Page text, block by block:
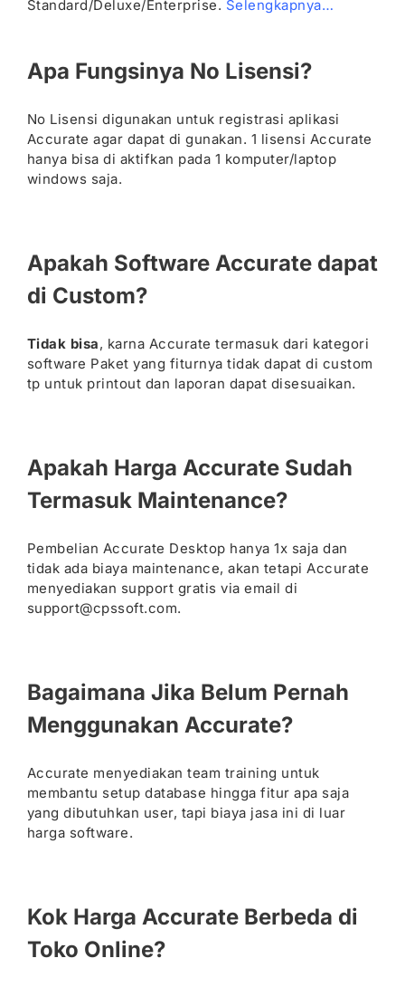
Standard/Deluxe/Enterprise. Selengkapnya…
Apa Fungsinya No Lisensi?
No Lisensi digunakan untuk registrasi aplikasi
Accurate agar dapat di gunakan. 1 lisensi Accurate
hanya bisa di aktifkan pada 1 komputer/laptop
windows saja.
Apakah Software Accurate dapat
di Custom?
Tidak bisa, karna Accurate termasuk dari kategori
software Paket yang fiturnya tidak dapat di custom
tp untuk printout dan laporan dapat disesuaikan.
Apakah Harga Accurate Sudah
Termasuk Maintenance?
Pembelian Accurate Desktop hanya 1x saja dan
tidak ada biaya maintenance, akan tetapi Accurate
menyediakan support gratis via email di
support@cpssoft.com.
Bagaimana Jika Belum Pernah
Menggunakan Accurate?
Accurate menyediakan team training untuk
membantu setup database hingga fitur apa saja
yang dibutuhkan user, tapi biaya jasa ini di luar
harga software.
Kok Harga Accurate Berbeda di
Toko Online?